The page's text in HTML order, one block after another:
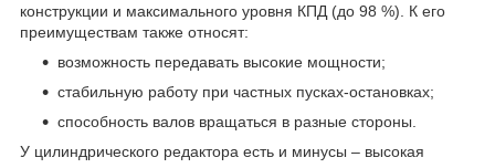
конструкции и максимального уровня КПД (до 98 %). К его
преимуществам также относят:
возможность передавать высокие мощности;
стабильную работу при частных пусках-остановках;
способность валов вращаться в разные стороны.
У цилиндрического редактора есть и минусы – высокая